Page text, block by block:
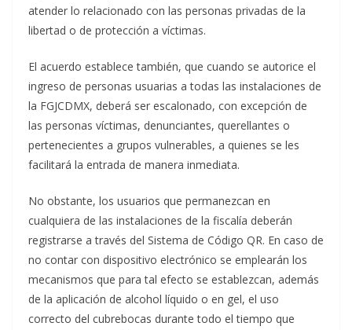
atender lo relacionado con las personas privadas de la
libertad o de protección a víctimas.
El acuerdo establece también, que cuando se autorice el
ingreso de personas usuarias a todas las instalaciones de
la FGJCDMX, deberá ser escalonado, con excepción de
las personas víctimas, denunciantes, querellantes o
pertenecientes a grupos vulnerables, a quienes se les
facilitará la entrada de manera inmediata.
No obstante, los usuarios que permanezcan en
cualquiera de las instalaciones de la fiscalía deberán
registrarse a través del Sistema de Código QR. En caso de
no contar con dispositivo electrónico se emplearán los
mecanismos que para tal efecto se establezcan, además
de la aplicación de alcohol líquido o en gel, el uso
correcto del cubrebocas durante todo el tiempo que